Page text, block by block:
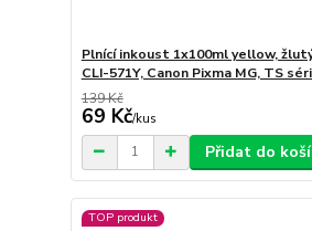
Plnící inkoust 1x100ml yellow,
CLI-571Y, Canon Pixma MG, TS
139 Kč
69 Kč/kus
Přidat do
TOP produkt